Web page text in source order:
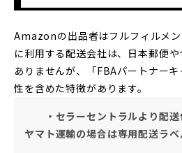
Amazonの出品者はフルフィルメ
に利用する配送会社は、日本郵便
ありませんが、「FBAパートナー
性を含めた特徴があります。
・セラーセントラルより配
ヤマト運輸の場合は専用配送ラベ